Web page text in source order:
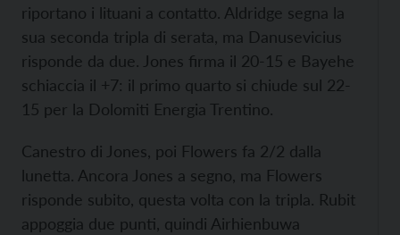
riportano i lituani a contatto. Aldridge segna la
sua seconda tripla di serata, ma Danusevicius
risponde da due. Jones firma il 20-15 e Bayehe
schiaccia il +7: il primo quarto si chiude sul 22-
15 per la Dolomiti Energia Trentino.
Canestro di Jones, poi Flowers fa 2/2 dalla
lunetta. Ancora Jones a segno, ma Flowers
risponde subito, questa volta con la tripla. Rubit
appoggia due punti, quindi Airhienbuwa